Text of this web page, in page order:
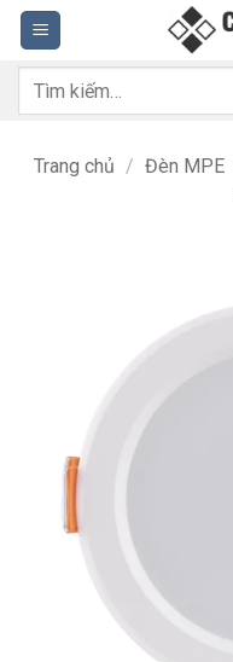
Bỏ
qua
nội
dung
Tìm
Trang chủ / Đèn MPE